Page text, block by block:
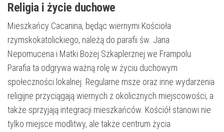
Religia i życie duchowe
Mieszkańcy Cacanina, będąc wiernymi Kościoła
rzymskokatolickiego, należą do parafii św. Jana
Nepomucena i Matki Bożej Szkaplerznej we Frampolu.
Parafia ta odgrywa ważną rolę w życiu duchowym
społeczności lokalnej. Regularne msze oraz inne wydarzenia
religijne przyciągają wiernych z okolicznych miejscowości, a
także sprzyjają integracji mieszkańców. Kościół stanowi nie
tylko miejsce modlitwy, ale także centrum życia